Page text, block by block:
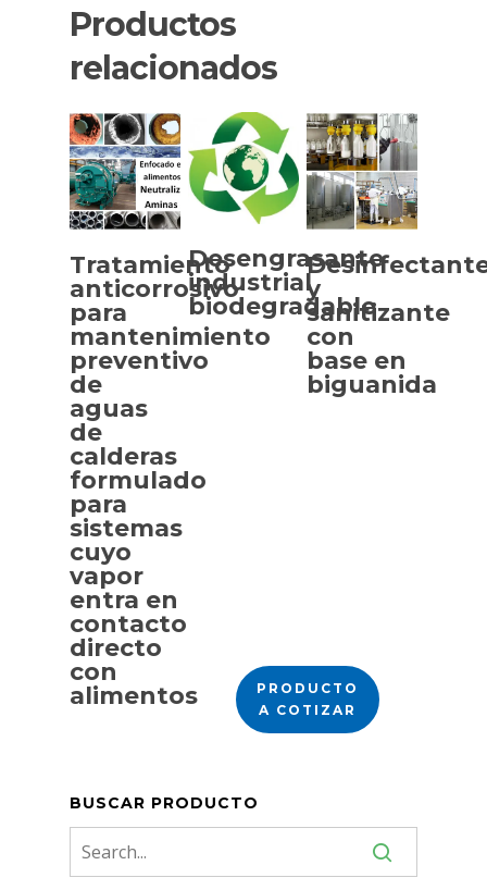
Productos
relacionados
Tratamiento
anticorrosivo
para
mantenimiento
preventivo
de
aguas
de
calderas
formulado
para
sistemas
cuyo
vapor
entra en
contacto
directo
con
alimentos
PRODUCTO
A COTIZAR
SELECCIONAR
OPCIONES
y
sanitizante
con
base en
biguanida
SELECCIONAR
OPCIONES
Desengrasante
industrial
biodegradable
BUSCAR PRODUCTO